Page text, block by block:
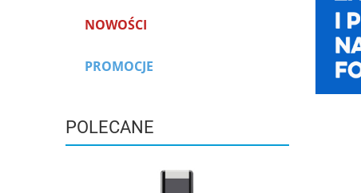
NOWOŚCI
PROMOCJE
POLECANE